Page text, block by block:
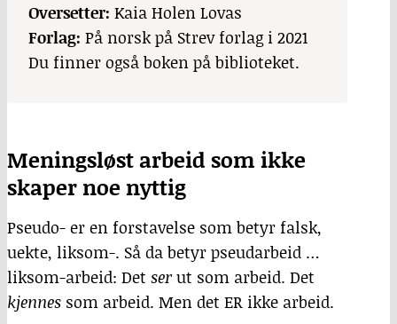
Oversetter: Kaia Holen Lovas
Forlag: På norsk på Strev forlag i 2021
Du finner også boken på biblioteket.
Meningsløst arbeid som ikke
skaper noe nyttig
Pseudo- er en forstavelse som betyr falsk,
uekte, liksom-. Så da betyr pseudarbeid …
liksom-arbeid: Det serut som arbeid. Det
kjennes som arbeid. Men det ER ikke arbeid.